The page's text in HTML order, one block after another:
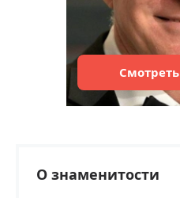
Смотреть
О знаменитости